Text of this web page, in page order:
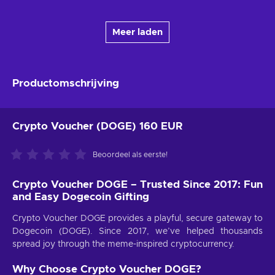
Meer laden
Productomschrijving
Crypto Voucher (DOGE) 160 EUR
Beoordeel als eerste!
Crypto Voucher DOGE – Trusted Since 2017: Fun
and Easy Dogecoin Gifting
Crypto Voucher DOGE provides a playful, secure gateway to
Dogecoin (DOGE). Since 2017, we’ve helped thousands
spread joy through the meme-inspired cryptocurrency.
Why Choose Crypto Voucher DOGE?